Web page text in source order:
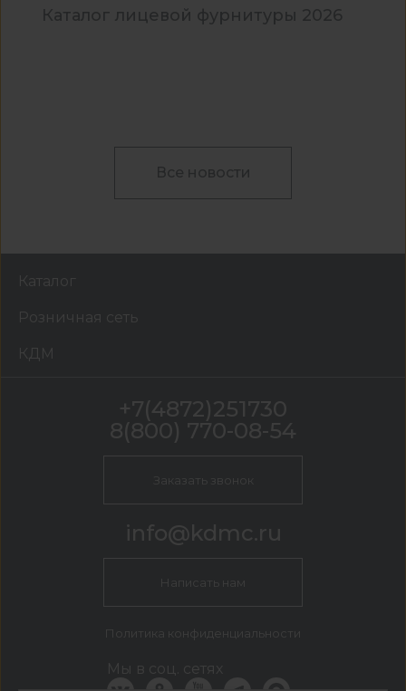
Каталог лицевой фурнитуры 2026
Все новости
Каталог
Розничная сеть
КДМ
+7(4872)251730
8(800) 770-08-54
Заказать звонок
info@kdmc.ru
Написать нам
Политика конфиденциальности
Мы в соц. сетях